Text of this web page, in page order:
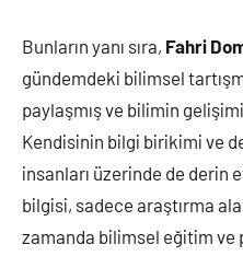
Bunların yanı sıra, Fahri
gündemdeki bilimsel
paylaşmış ve bilimin
Kendisinin bilgi birikimi ve
insanları üzerinde de derin
bilgisi, sadece araştırma
zamanda bilimsel eğitim ve